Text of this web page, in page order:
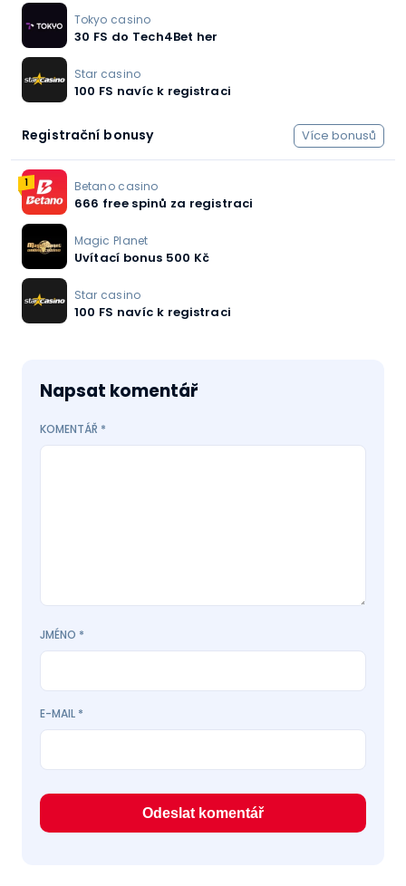
Tokyo casino
30 FS do Tech4Bet her
Star casino
100 FS navíc k registraci
Registrační bonusy Více bonusů
1 Betano casino
666 free spinů za registraci
Magic Planet
Uvítací bonus 500 Kč
Star casino
100 FS navíc k registraci
Napsat komentář
KOMENTÁŘ *
JMÉNO *
E-MAIL *